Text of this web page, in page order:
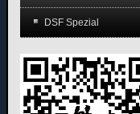
DSF Spezial